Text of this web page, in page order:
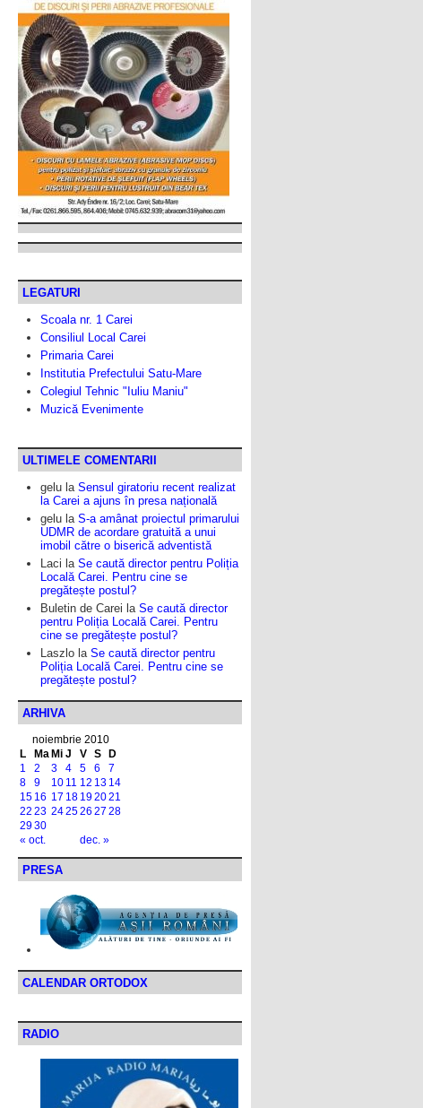
LEGATURI
Scoala nr. 1 Carei
Consiliul Local Carei
Primaria Carei
Institutia Prefectului Satu-Mare
Colegiul Tehnic "Iuliu Maniu"
Muzică Evenimente
ULTIMELE COMENTARII
gelu la Sensul giratoriu recent realizat
la Carei a ajuns în presa națională
gelu la S-a amânat proiectul primarului
UDMR de acordare gratuită a unui
imobil către o biserică adventistă
Laci la Se caută director pentru Poliția
Locală Carei. Pentru cine se
pregătește postul?
Buletin de Carei la Se caută director
pentru Poliția Locală Carei. Pentru
cine se pregătește postul?
Laszlo la Se caută director pentru
Poliția Locală Carei. Pentru cine se
pregătește postul?
ARHIVA
noiembrie 2010
L
Ma Mi J V S D
« oct. dec. »
1 2 3 4 5 6
7
8
9 10 11 12 13 14
15 16 17 18 192021
22 23 242526 27 28
2930
PRESA
CALENDAR ORTODOX
RADIO